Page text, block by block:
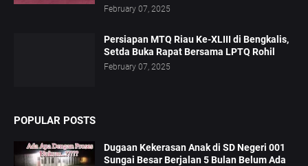
February 07, 2025
Persiapan MTQ Riau Ke-XLIII di Bengkalis,
Setda Buka Rapat Bersama LPTQ Rohil
February 07, 2025
POPULAR POSTS
Dugaan Kekerasan Anak di SD Negeri 001
Sungai Besar Berjalan 5 Bulan Belum Ada